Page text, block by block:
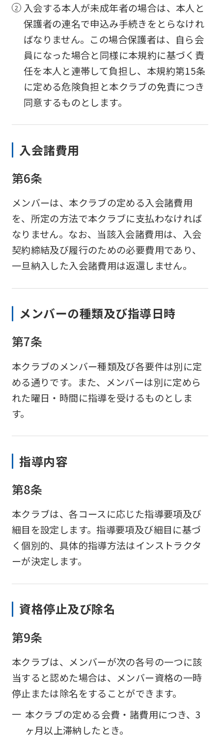
入会する本人が未成年者の場合は、本人と
保護者の連名で申込み手続きをとらなけれ
ばなりません。この場合保護者は、自ら会
員になった場合と同様に本規約に基づく責
任を本人と連帯して負担し、本規約第15条
に定める危険負担と本クラブの免責につき
同意するものとします。
入会諸費用
第6条
メンバーは、本クラブの定める入会諸費用
を、所定の方法で本クラブに支払わなければ
なりません。なお、当該入会諸費用は、入会
契約締結及び履行のための必要費用であり、
一旦納入した入会諸費用は返還しません。
メンバーの種類及び指導日時
第7条
本クラブのメンバー種類及び各要件は別に定
める通りです。また、メンバーは別に定めら
れた曜日・時間に指導を受けるものとしま
す。
指導内容
第8条
本クラブは、各コースに応じた指導要項及び
細目を設定します。指導要項及び細目に基づ
く個別的、具体的指導方法はインストラクタ
ーが決定します。
資格停止及び除名
第9条
本クラブは、メンバーが次の各号の一つに該
当すると認めた場合は、メンバー資格の一時
停止または除名をすることができます。
一 本クラブの定める会費・諸費用につき、3
ヶ月以上滞納したとき。